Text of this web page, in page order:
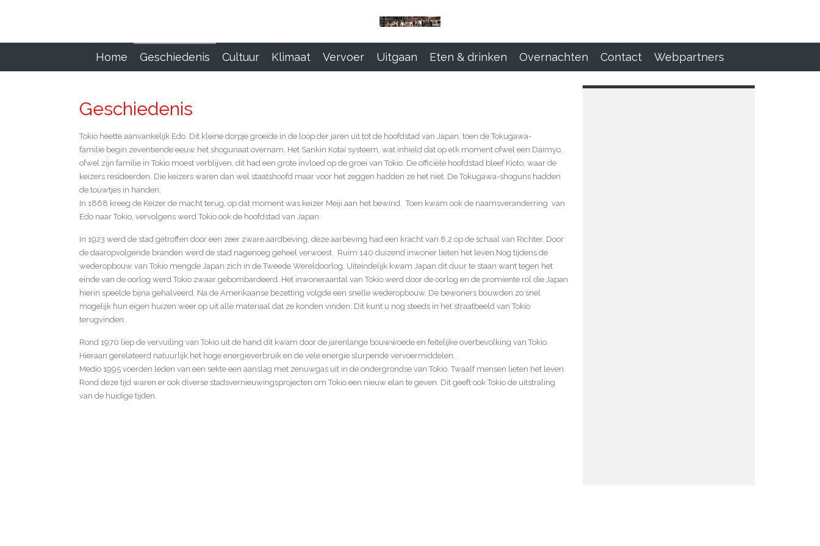
Home Geschiedenis Cultuur Klimaat Vervoer Uitgaan Eten & drinken Overnachten Contact Webpartners
Geschiedenis
Tokio heette aanvankelijk Edo. Dit kleine dorpje groeide in de loop der jaren uit tot de hoofdstad van Japan, toen de Tokugawa-
familie begin zeventiende eeuw het shogunaat overnam. Het Sankin Kotai systeem, wat inhield dat op elk moment ofwel een Daimyo,
ofwel zijn familie in Tokio moest verblijven, dit had een grote invloed op de groei van Tokio. De officiële hoofdstad bleef Kioto, waar de
keizers resideerden. Die keizers waren dan wel staatshoofd maar voor het zeggen hadden ze het niet. De Tokugawa-shoguns hadden
de touwtjes in handen.
In 1868 kreeg de Keizer de macht terug, op dat moment was keizer Meiji aan het bewind. Toen kwam ook de naamsveranderring van
Edo naar Tokio, vervolgens werd Tokio ook de hoofdstad van Japan.
In 1923 werd de stad getroffen door een zeer zware aardbeving, deze aarbeving had een kracht van 8,2 op de schaal van Richter. Door
de daaropvolgende branden werd de stad nagenoeg geheel verwoest. Ruim 140 duizend inwoner lieten het leven.Nog tijdens de
wederopbouw van Tokio mengde Japan zich in de Tweede Wereldoorlog. Uiteindelijk kwam Japan dit duur te staan want tegen het
einde van de oorlog werd Tokio zwaar gebombardeerd. Het inwoneraantal van Tokio werd door de oorlog en de promiente rol die Japan
hierin speelde bijna gehalveerd. Na de Amerikaanse bezetting volgde een snelle wederopbouw. De bewoners bouwden zo snel
mogelijk hun eigen huizen weer op uit alle materiaal dat ze konden vinden. Dit kunt u nog steeds in het straatbeeld van Tokio
terugvinden.
Rond 1970 liep de vervuiling van Tokio uit de hand dit kwam door de jarenlange bouwwoede en feitelijke overbevolking van Tokio.
Hieraan gerelateerd natuurlijk het hoge energieverbruik en de vele energie slurpende vervoermiddelen.
Medio 1995 voerden leden van een sekte een aanslag met zenuwgas uit in de ondergrondse van Tokio. Twaalf mensen lieten het leven.
Rond deze tijd waren er ook diverse stadsvernieuwingsprojecten om Tokio een nieuw elan te geven. Dit geeft ook Tokio de uitstraling
van de huidige tijden.